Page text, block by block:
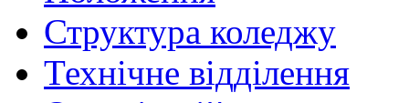
Структура коледжу
Технічне відділення